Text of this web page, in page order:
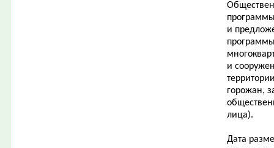
и
и
горожан,
лица).
Дата